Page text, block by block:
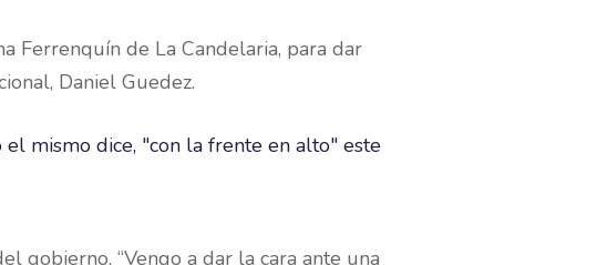
Ferrenquín de La Candelaria, para dar
Daniel Guedez.
gobierno. “Vengo a dar la cara ante una